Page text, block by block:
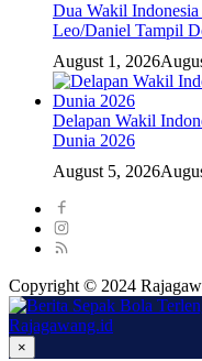
Dua Wakil
Leo/Daniel Tampil
August 1, 2026
Delapan Wakil
Dunia 2026
August 5, 2026
Copyright © 2024
×